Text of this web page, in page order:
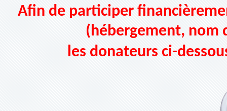
Afin de participer
(hébergement,
les donateurs ci-